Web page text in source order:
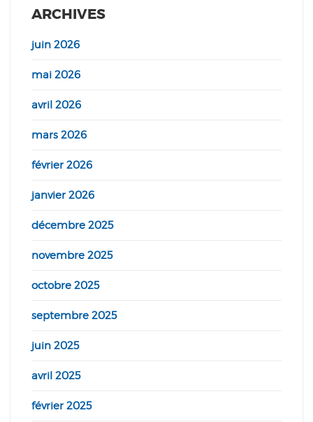
ARCHIVES
juin 2026
mai 2026
avril 2026
mars 2026
février 2026
janvier 2026
décembre 2025
novembre 2025
octobre 2025
septembre 2025
juin 2025
avril 2025
février 2025